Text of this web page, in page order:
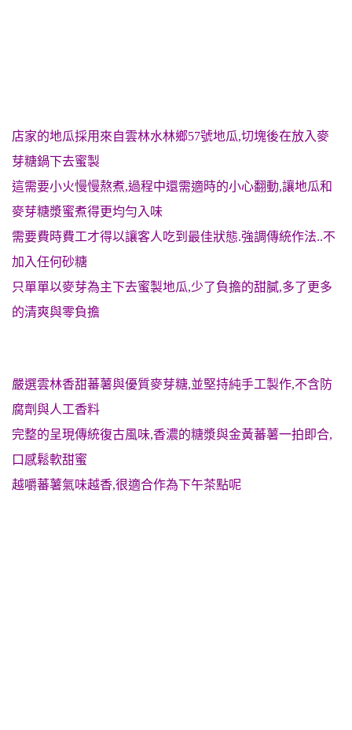
店家的地瓜採用來自雲林水林鄉57號地瓜,切塊後在放入麥
芽糖鍋下去蜜製
這需要小火慢慢熬煮,過程中還需適時的小心翻動,讓地瓜和
麥芽糖漿蜜煮得更均勻入味
需要費時費工才得以讓客人吃到最佳狀態.強調傳統作法..不
加入任何砂糖
只單單以麥芽為主下去蜜製地瓜,少了負擔的甜膩,多了更多
的清爽與零負擔
嚴選雲林香甜蕃薯與優質麥芽糖,並堅持純手工製作,不含防
腐劑與人工香料
完整的呈現傳統復古風味,香濃的糖漿與金黃蕃薯一拍即合,
口感鬆軟甜蜜
越嚼蕃薯氣味越香,很適合作為下午茶點呢